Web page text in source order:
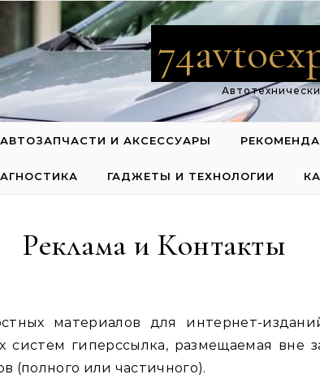
АВТОЗАПЧАСТИ И АКСЕССУАРЫ
ГАДЖЕТЫ И ТЕХНОЛОГИИ
Реклама и Контакты
систем гиперссылка, размещаемая вне
(полного или частичного).